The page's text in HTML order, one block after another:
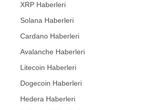
XRP Haberleri
Solana Haberleri
Cardano Haberleri
Avalanche Haberleri
Litecoin Haberleri
Dogecoin Haberleri
Hedera Haberleri